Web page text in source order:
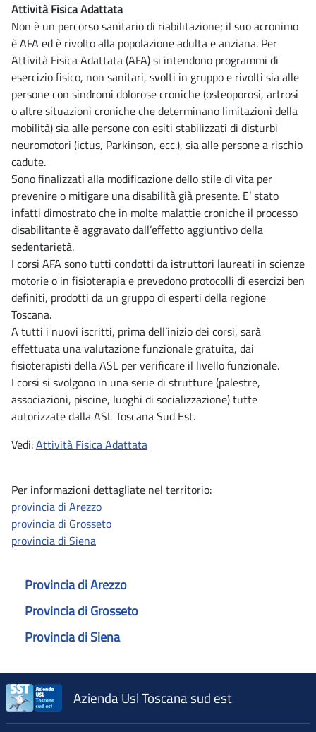
Provincia di Arezzo
Provincia di Grosseto
Provincia di Siena
Attività Fisica Adattata
Non è un percorso sanitario di riabilitazione; il suo acronimo
è AFA ed è rivolto alla popolazione adulta e anziana. Per
Attività Fisica Adattata (AFA) si intendono programmi di
esercizio fisico, non sanitari, svolti in gruppo e rivolti sia alle
persone con sindromi dolorose croniche (osteoporosi, artrosi
o altre situazioni croniche che determinano limitazioni della
mobilità) sia alle persone con esiti stabilizzati di disturbi
neuromotori (ictus, Parkinson, ecc.), sia alle persone a rischio
cadute.
Sono finalizzati alla modificazione dello stile di vita per
prevenire o mitigare una disabilità già presente. E’ stato
infatti dimostrato che in molte malattie croniche il processo
disabilitante è aggravato dall’effetto aggiuntivo della
sedentarietà.
I corsi AFA sono tutti condotti da istruttori laureati in scienze
motorie o in fisioterapia e prevedono protocolli di esercizi ben
definiti, prodotti da un gruppo di esperti della regione
Toscana.
A tutti i nuovi iscritti, prima dell’inizio dei corsi, sarà
effettuata una valutazione funzionale gratuita, dai
fisioterapisti della ASL per verificare il livello funzionale.
I corsi si svolgono in una serie di strutture (palestre,
associazioni, piscine, luoghi di socializzazione) tutte
autorizzate dalla ASL Toscana Sud Est.
Vedi:Attività Fisica Adattata
Per informazioni dettagliate nel territorio:
provincia di Arezzo
provincia di Grosseto
provincia di Siena
Azienda Usl Toscana sud est